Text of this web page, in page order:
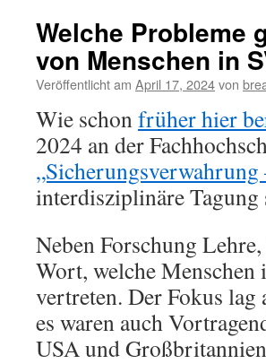
Welche Probleme
von Menschen in
Veröffentlicht am April 17, 2024von
Wie schonfrüher hier
2024 an der
interdisziplinäre Tagung
Neben Forschung
Wort, welche
vertreten. Der Fokus
es waren auch
USA und